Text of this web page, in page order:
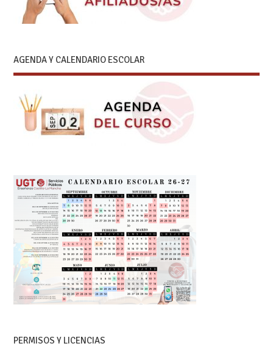
AGENDA Y CALENDARIO ESCOLAR
PERMISOS Y LICENCIAS